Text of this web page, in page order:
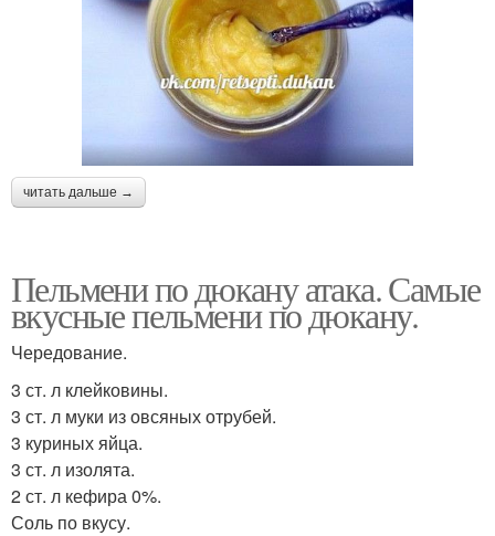
читать дальше →
Пельмени по дюкану атака. Самые
вкусные пельмени по дюкану.
Чередование.
3 ст. л клейковины.
3 ст. л муки из овсяных отрубей.
3 куриных яйца.
3 ст. л изолята.
2 ст. л кефира 0%.
Соль по вкусу.